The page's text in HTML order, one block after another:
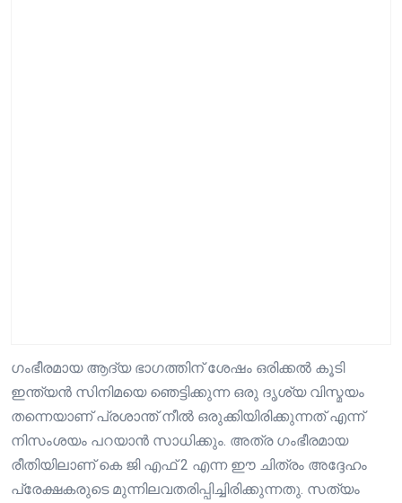
ഗംഭീരമായ ആദ്യ ഭാഗത്തിന് ശേഷം ഒരിക്കൽ കൂടി
ഇന്ത്യൻ സിനിമയെ ഞെട്ടിക്കുന്ന ഒരു ദൃശ്യ വിസ്മയം
തന്നെയാണ് പ്രശാന്ത് നീൽ ഒരുക്കിയിരിക്കുന്നത് എന്ന്
നിസംശയം പറയാൻ സാധിക്കും. അത്ര ഗംഭീരമായ
രീതിയിലാണ് കെ ജി എഫ് 2 എന്ന ഈ ചിത്രം അദ്ദേഹം
പ്രേക്ഷകരുടെ മുന്നിലവതരിപ്പിച്ചിരിക്കുന്നതു. സത്യം